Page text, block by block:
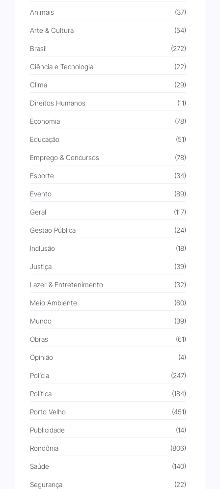
Animais (37)
Arte & Cultura (54)
Brasil (272)
Ciência e Tecnologia (22)
Clima (29)
Direitos Humanos (11)
Economia (78)
Educação (51)
Emprego & Concursos (78)
Esporte (34)
Evento (89)
Geral (117)
Gestão Pública (24)
Inclusão (18)
Justiça (39)
Lazer & Entretenimento (32)
Meio Ambiente (60)
Mundo (39)
Obras (61)
Opinião (4)
Polícia (247)
Política (184)
Porto Velho (451)
Publicidade (14)
Rondônia (806)
Saúde (140)
Segurança (22)